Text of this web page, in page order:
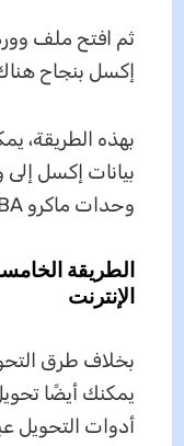
ثم افتح ملف
إكسل بنجاح
بهذه الطريقة،
بيانات إكسل إلى
وحدات ماكرو VBA.
الطريقة
الإنترنت
بخلاف طرق
يمكنك أيضًا
أدوات التحويل